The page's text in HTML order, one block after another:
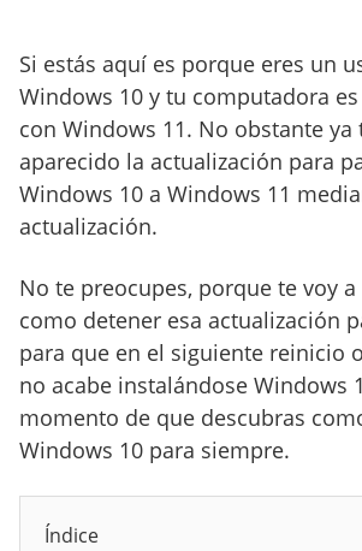
Si estás aquí es porque eres un
Windows 10 y tu computadora
con Windows 11. No obstante ya
aparecido la actualización para
Windows 10 a Windows 11
actualización.
No te preocupes, porque te voy
como detener esa actualización
para que en el siguiente reinicio
no acabe instalándose Windows
momento de que descubras
Windows 10 para siempre.
Índice